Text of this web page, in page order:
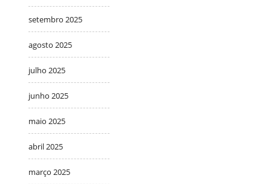
setembro 2025
agosto 2025
julho 2025
junho 2025
maio 2025
abril 2025
março 2025